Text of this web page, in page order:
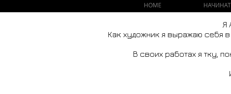
HOME
Я
Как художник я выражаю себя
В своих работах я тку,